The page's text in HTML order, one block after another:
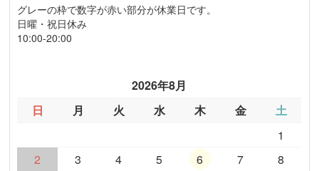
グレーの枠で数字が赤い部分が休業日です。
日曜・祝日休み
10:00-20:00
2026年8月
日
月 火 水 木 金
土
1
2
3 4 5 6 7
8